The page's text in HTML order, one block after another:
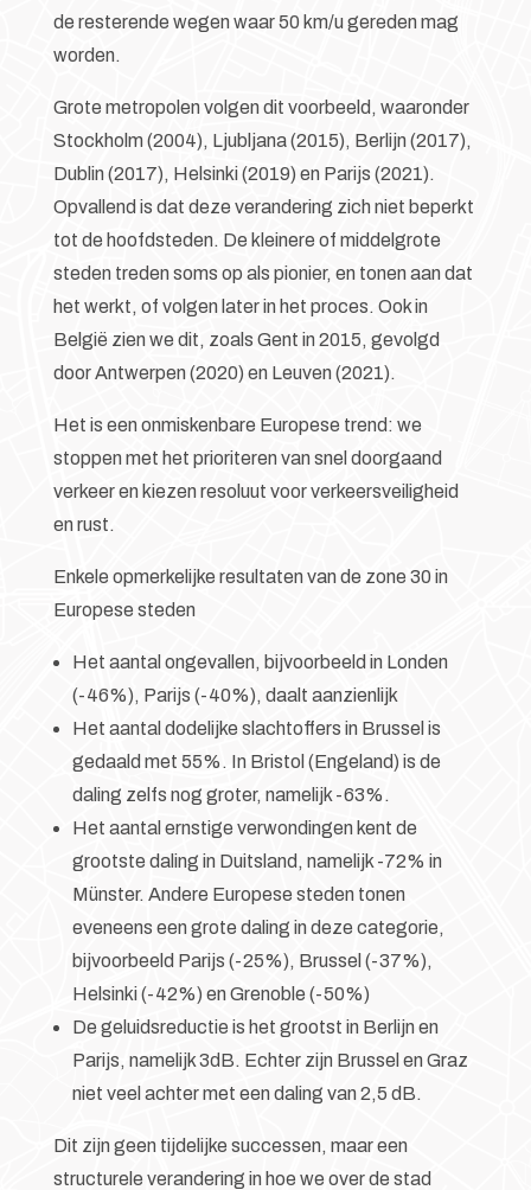
de resterende wegen waar 50 km/u gereden mag
worden.
Grote metropolen volgen dit voorbeeld, waaronder
Stockholm (2004), Ljubljana (2015), Berlijn (2017),
Dublin (2017), Helsinki (2019) en Parijs (2021).
Opvallend is dat deze verandering zich niet beperkt
tot de hoofdsteden. De kleinere of middelgrote
steden treden soms op als pionier, en tonen aan dat
het werkt, of volgen later in het proces. Ook in
België zien we dit, zoals Gent in 2015, gevolgd
door Antwerpen (2020) en Leuven (2021).
Het is een onmiskenbare Europese trend: we
stoppen met het prioriteren van snel doorgaand
verkeer en kiezen resoluut voor verkeersveiligheid
en rust.
Enkele opmerkelijke resultaten van de zone 30 in
Europese steden
Het aantal ongevallen, bijvoorbeeld in Londen
(-46%), Parijs (-40%), daalt aanzienlijk
Het aantal dodelijke slachtoffers in Brussel is
gedaald met 55%. In Bristol (Engeland) is de
daling zelfs nog groter, namelijk -63%.
Het aantal ernstige verwondingen kent de
grootste daling in Duitsland, namelijk -72% in
Münster. Andere Europese steden tonen
eveneens een grote daling in deze categorie,
bijvoorbeeld Parijs (-25%), Brussel (-37%),
Helsinki (-42%) en Grenoble (-50%)
De geluidsreductie is het grootst in Berlijn en
Parijs, namelijk 3dB. Echter zijn Brussel en Graz
niet veel achter met een daling van 2,5 dB.
Dit zijn geen tijdelijke successen, maar een
structurele verandering in hoe we over de stad